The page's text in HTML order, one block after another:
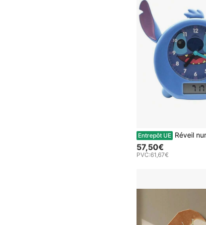
Entrepôt UE Réveil numérique
57,50€
PVC:61,67€